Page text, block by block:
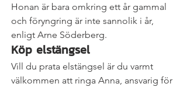
Honan är bara omkring ett år gammal
och föryngring är inte sannolik i år,
enligt Arne Söderberg.
Köp elstängsel
Vill du prata elstängsel är du varmt
välkommen att ringa Anna, ansvarig för